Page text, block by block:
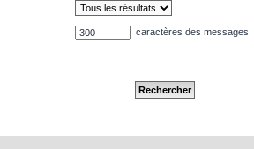
caractères des messages